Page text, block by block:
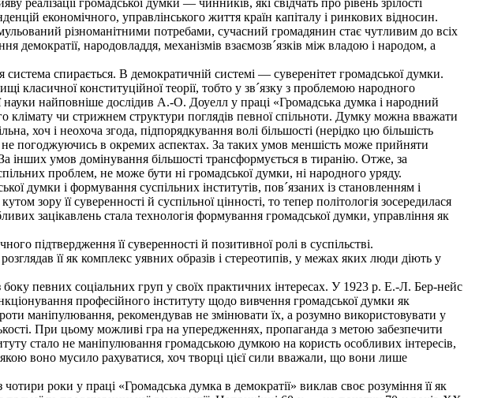
реалізації громадської думки — чинників, які свідчать про рівень зрілості
економічного, управлінського життя країн капіталу і ринкових відносин.
різноманітними потребами, сучасний громадянин стає чутливим до всіх
демократії, народовладдя, механізмів взаємозв´язків між владою і народом, а
спирається. В демократичній системі — суверенітет громадської думки.
класичної конституційної теорії, тобто у зв´язку з проблемою народного
науки найповніше дослідив А.-О. Доуелл у праці «Громадська думка і народний
чи стрижнем структури поглядів певної спільноти. Думку можна вважати
хоч і неохоча згода, підпорядкування волі більшості (нерідко цю більшість
не погоджуючись в окремих аспектах. За таких умов меншість може прийняти
інших умов домінування більшості трансформується в тиранію. Отже, за
проблем, не може бути ні громадської думки, ні народного уряду.
думки і формування суспільних інститутів, пов´язаних із становленням і
зору її суверенності й суспільної цінності, то тепер політологія зосередилася
зацікавлень стала технологія формування громадської думки, управління як
підтвердження її суверенності й позитивної ролі в суспільстві.
її як комплекс уявних образів і стереотипів, у межах яких люди діють у
певних соціальних груп у своїх практичних інтересах. У 1923 р. Е.-Л. Бер-нейс
професійного інституту щодо вивчення громадської думки як
маніпулювання, рекомендував не змінювати їх, а розумно використовувати у
При цьому можливі гра на упередженнях, пропаганда з метою забезпечити
стало не маніпулювання громадською думкою на користь особливих інтересів,
якою воно мусило рахуватися, хоч творці цієї сили вважали, що вони лише
роки у праці «Громадська думка в демократії» виклав своє розуміння її як